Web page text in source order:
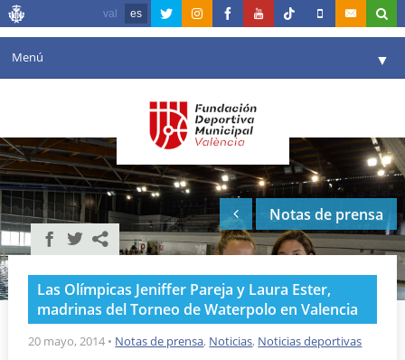
val es
Menú ▼
Agenda
Instalaciones ▼
Comunicación ▼
Valencia en deporte
Portal de Transparencia
Reservas
Notas de prensa
Las Olímpicas Jeniffer Pareja y Laura Ester,
madrinas del Torneo de Waterpolo en Valencia
20 mayo, 2014 • Notas de prensa, Noticias, Noticias deportivas